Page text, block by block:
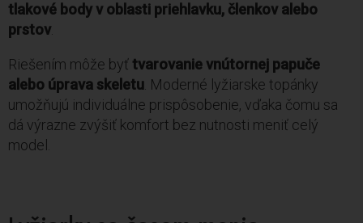
tlakové body v oblasti priehlavku, členkov alebo
prstov.
Riešením môže byť tvarovanie vnútornej papuče
alebo úprava skeletu. Moderné lyžiarske topánky
umožňujú individuálne prispôsobenie, vďaka čomu sa
dá výrazne zvýšiť komfort bez nutnosti meniť celý
model.